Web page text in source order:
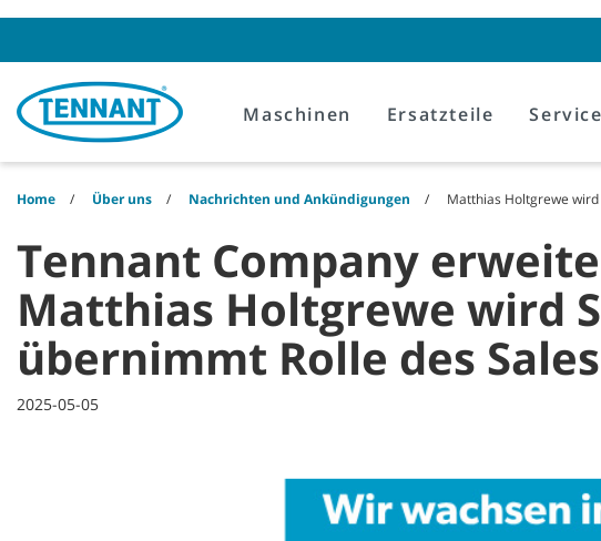
Maschinen Ersatzteile Service
Home Über uns Nachrichten und Ankündigungen Matthias Holtgrewe
Tennant Company
Matthias Holtgrewe wird
übernimmt Rolle des
2025-05-05